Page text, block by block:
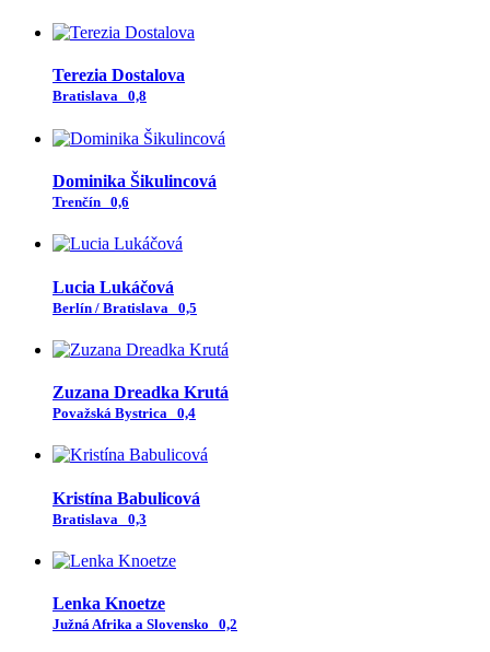
Terezia Dostalova
Bratislava 0,8
Dominika Šikulincová
Trenčín 0,6
Lucia Lukáčová
Berlín / Bratislava 0,5
Zuzana Dreadka Krutá
Považská Bystrica 0,4
Kristína Babulicová
Bratislava 0,3
Lenka Knoetze
Južná Afrika a Slovensko 0,2